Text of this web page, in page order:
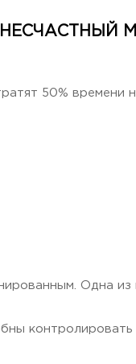
50% времени
Одна